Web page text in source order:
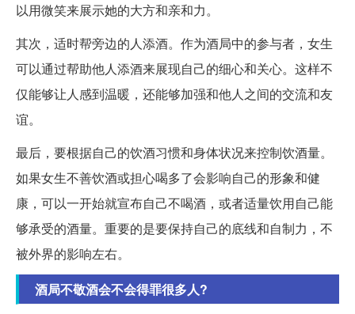
以用微笑来展示她的大方和亲和力。
其次，适时帮旁边的人添酒。作为酒局中的参与者，女生
可以通过帮助他人添酒来展现自己的细心和关心。这样不
仅能够让人感到温暖，还能够加强和他人之间的交流和友
谊。
最后，要根据自己的饮酒习惯和身体状况来控制饮酒量。
如果女生不善饮酒或担心喝多了会影响自己的形象和健
康，可以一开始就宣布自己不喝酒，或者适量饮用自己能
够承受的酒量。重要的是要保持自己的底线和自制力，不
被外界的影响左右。
酒局不敬酒会不会得罪很多人?